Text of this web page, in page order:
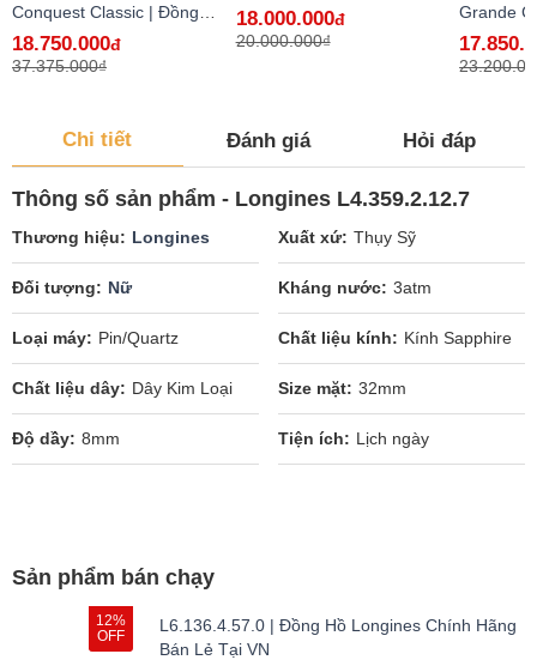
Conquest Classic | Đồng
Hồ Longines Chính Hãng
Bán Lẻ Tại VN
18.750.000đ
37.375.000₫
Lẻ Tại VN
18.000.000đ
20.000.000₫
Grande
Hồ
Bán Lẻ
Chi tiết Đánh giá Hỏi đáp
Thông số sản phẩm - Longines L4.359.2.12.7
Thương hiệu Longines Xuất xứ Thụy Sỹ
Đối tượng Nữ Kháng nước 3atm
Loại máy Pin/Quartz Chất liệu kính Kính Sapphire
Chất liệu dây Dây Kim Loại Size mặt 32mm
Độ dầy 8mm Tiện ích Lịch ngày
Sản phẩm bán chạy
12%
OFF
L6.136.4.57.0 | Đồng Hồ Longines Chính Hãng
Bán Lẻ Tại VN